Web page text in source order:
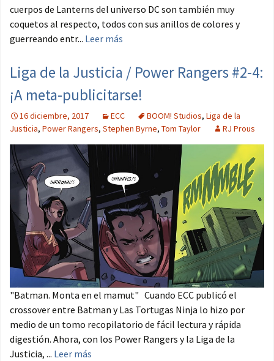
cuerpos de Lanterns del universo DC son también muy
coquetos al respecto, todos con sus anillos de colores y
guerreando entr... Leer más
Liga de la Justicia / Power Rangers #2-4:
¡A meta-publicitarse!
16 diciembre, 2017 ECC BOOM! Studios, Liga de la
Justicia, Power Rangers, Stephen Byrne, Tom Taylor RJ Prous
"Batman. Monta en el mamut" Cuando ECC publicó el
crossover entre Batman y Las Tortugas Ninja lo hizo por
medio de un tomo recopilatorio de fácil lectura y rápida
digestión. Ahora, con los Power Rangers y la Liga de la
Justicia, ... Leer más